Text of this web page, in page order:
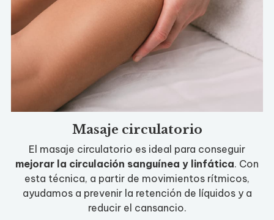
Masaje circulatorio
El masaje circulatorio es ideal para conseguir
mejorar la circulación sanguínea y linfática. Con
esta técnica, a partir de movimientos rítmicos,
ayudamos a prevenir la retención de líquidos y a
reducir el cansancio.